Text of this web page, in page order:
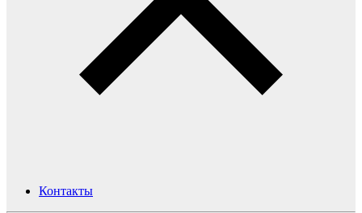
Контакты